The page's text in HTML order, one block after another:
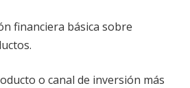
financiera básica sobre
o canal de inversión más